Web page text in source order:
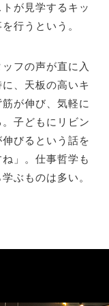
が見学するキッ
行うという。
フの声が直に入
、天板の高いキ
が伸び、気軽に
子どもにリビン
びるという話を
」。仕事哲学も
ぶものは多い。